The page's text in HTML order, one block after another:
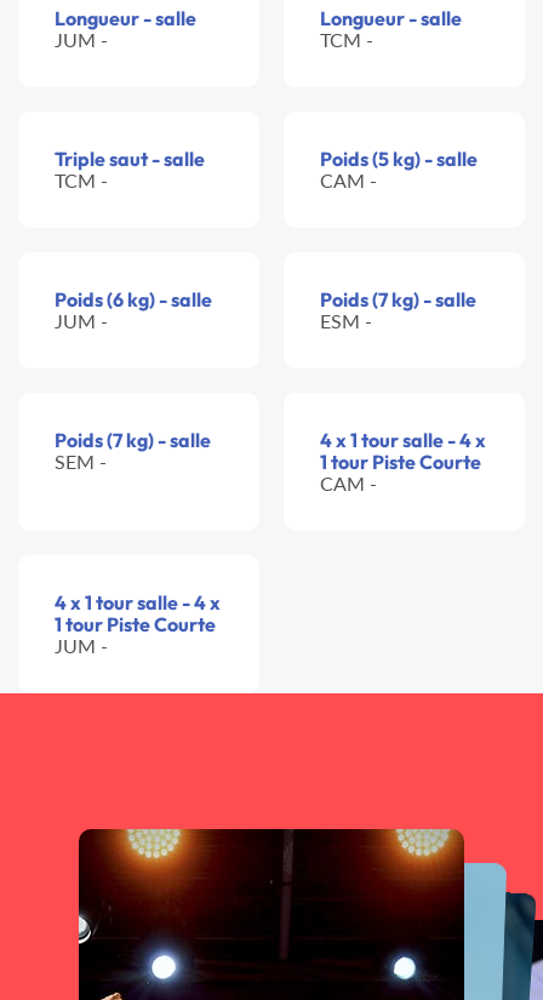
Longueur - salle
JUM -
Longueur - salle
TCM -
Triple saut - salle
TCM -
Poids (5 kg) - salle
CAM -
Poids (6 kg) - salle
JUM -
Poids (7 kg) - salle
ESM -
Poids (7 kg) - salle
SEM -
4 x 1 tour salle - 4 x
1 tour Piste Courte
CAM -
4 x 1 tour salle - 4 x
1 tour Piste Courte
JUM -